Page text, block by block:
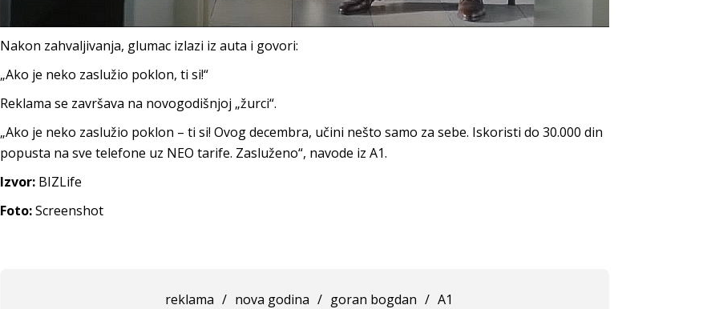
Nakon zahvaljivanja, glumac izlazi iz auta i govori:
„Ako je neko zaslužio poklon, ti si!“
Reklama se završava na novogodišnjoj „žurci“.
„Ako je neko zaslužio poklon – ti si! Ovog decembra, učini nešto samo za sebe. Iskoristi do 30.000 din
popusta na sve telefone uz NEO tarife. Zasluženo“, navode iz A1.
Izvor: BIZLife
Foto:Screenshot
reklama / nova godina / goran bogdan / A1